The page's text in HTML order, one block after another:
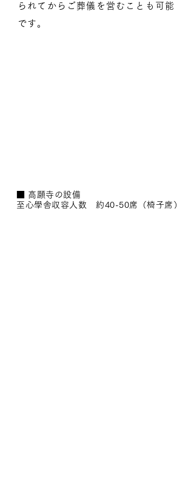
られてからご葬儀を営むことも可能
です。
■ 高願寺 の設備
至心學舎収容人数 約40-50席（椅子席）